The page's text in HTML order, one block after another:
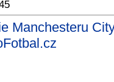
Manchesteru